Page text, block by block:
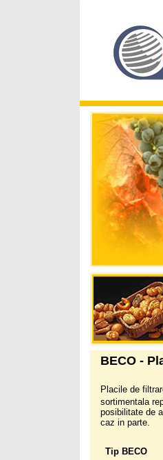
BECO -
Placile de
sortimentala
posibilitate de
caz in parte.
Tip BECO